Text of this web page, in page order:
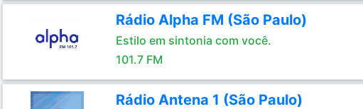
Rádio Alpha FM (São Paulo)
Estilo em sintonia com você.
101.7 FM
Rádio Antena 1 (São Paulo)